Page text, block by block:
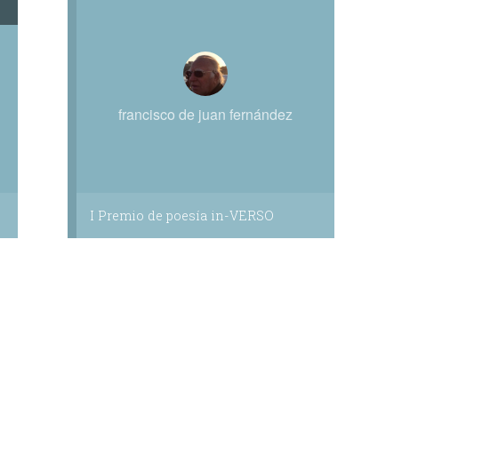
francisco de juan fernández
I Premio de poesía in-VERSO